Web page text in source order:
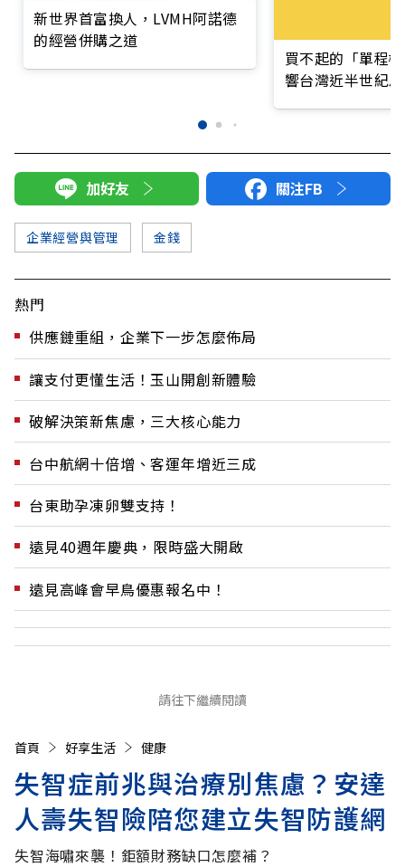
新世界首富換人，LVMH阿諾德
的經營併購之道
買不起的「單程
響台灣近半世紀
加好友 關注FB
企業經營與管理 金錢
熱門
供應鏈重組，企業下一步怎麼佈局
讓支付更懂生活！玉山開創新體驗
破解決策新焦慮，三大核心能力
台中航網十倍增、客運年增近三成
台東助孕凍卵雙支持！
遠見40週年慶典，限時盛大開啟
遠見高峰會早鳥優惠報名中！
請往下繼續閱讀
首頁 好享生活 健康
失智症前兆與治療別焦慮？安達
人壽失智險陪您建立失智防護網
失智海嘯來襲！鉅額財務缺口怎麼補？